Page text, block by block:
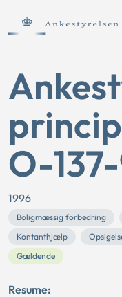
O-
1996
Boligmæssig forbedring
Kontanthjælp
Gældende
Resume: